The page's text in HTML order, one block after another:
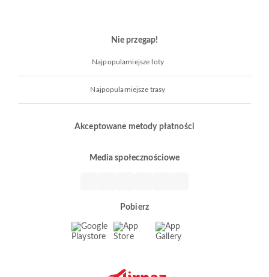
Nie przegap!
Najpopularniejsze loty
Najpopularniejsze trasy
Akceptowane metody płatności
Media społecznościowe
Pobierz